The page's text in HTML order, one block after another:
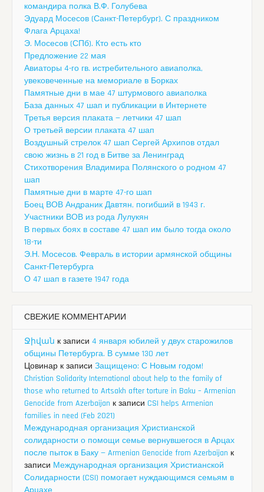
командира полка В.Ф. Голубева
Эдуард Мосесов (Санкт-Петербург). С праздником
Флага Арцаха!
Э. Мосесов (СПб). Кто есть кто
Предложение 22 мая
Авиаторы 4-го гв. истребительного авиаполка,
увековеченные на мемориале в Борках
Памятные дни в мае 47 штурмового авиаполка
База данных 47 шап и публикации в Интернете
Третья версия плаката — летчики 47 шап
О третьей версии плаката 47 шап
Воздушный стрелок 47 шап Сергей Архипов отдал
свою жизнь в 21 год в Битве за Ленинград
Стихотворения Владимира Полянского о родном 47
шап
Памятные дни в марте 47-го шап
Боец ВОВ Андраник Давтян, погибший в 1943 г.
Участники ВОВ из рода Лулукян
В первых боях в составе 47 шап им было тогда около
18-ти
Э.Н. Мосесов. Февраль в истории армянской общины
Санкт-Петербурга
О 47 шап в газете 1947 года
СВЕЖИЕ КОММЕНТАРИИ
Ջիվան к записи 4 января юбилей у двух старожилов
общины Петербурга. В сумме 130 лет
Цовинар к записи Защищено: С Новым годом!
Christian Solidarity International about help to the family of
those who returned to Artsakh after torture in Baku – Armenian
Genocide from Azerbaijan к записи CSI helps Armenian
families in need (Feb 2021)
Международная организация Христианской
солидарности о помощи семье вернувшегося в Арцах
после пыток в Баку — Armenian Genocide from Azerbaijan к
записи Международная организация Христианской
Солидарности (CSI) помогает нуждающимся семьям в